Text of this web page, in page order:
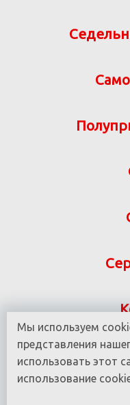
Указанная на сайте
публичной офертой
© 2016 - 2025 Все
Мы используем
представления
использовать этот
использование